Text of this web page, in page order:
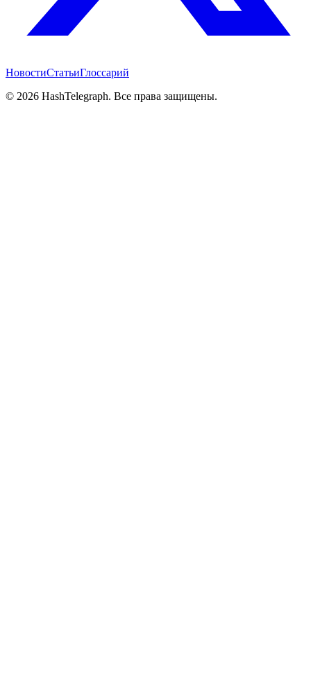
НовостиСтатьиГлоссарий
© 2026 HashTelegraph. Все права защищены.